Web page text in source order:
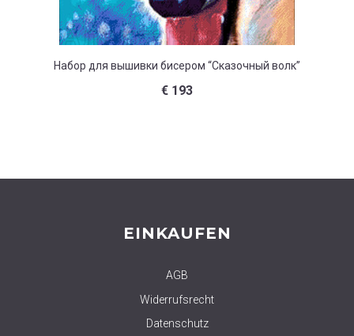
Набор для вышивки бисером “Сказочный волк”
€ 193
EINKAUFEN
AGB
Widerrufsrecht
Datenschutz